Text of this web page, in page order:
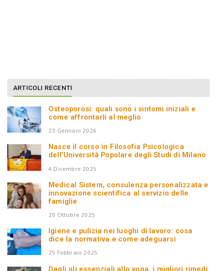
ARTICOLI RECENTI
Osteoporosi: quali sono i sintomi iniziali e
come affrontarli al meglio
23 Gennaio 2026
Nasce il corso in Filosofia Psicologica
dell’Università Popolare degli Studi di Milano
4 Dicembre 2025
Medical Sistem, consulenza personalizzata e
innovazione scientifica al servizio delle
famiglie
20 Ottobre 2025
Igiene e pulizia nei luoghi di lavoro: cosa
dice la normativa e come adeguarsi
25 Febbraio 2025
Dagli oli essenziali allo yoga, i migliori rimedi